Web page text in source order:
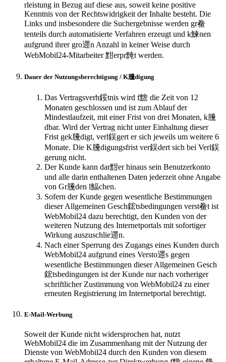
rleistung in Bezug auf diese aus, soweit keine positive
Kenntnis von der Rechtswidrigkeit der Inhalte besteht. Die
Links und insbesondere die Suchergebnisse werden gr鲞
tenteils durch automatisierte Verfahren erzeugt und k鰊nen
aufgrund ihrer gro遝n Anzahl in keiner Weise durch
WebMobil24-Mitarbeiter 黚erpr黤t werden.
Dauer der Nutzungsberechtigung / K黱digung
Das Vertragsverh鋖tnis wird f黵 die Zeit von 12
Monaten geschlossen und ist zum Ablauf der
Mindestlaufzeit, mit einer Frist von drei Monaten, k黱
dbar. Wird der Vertrag nicht unter Einhaltung dieser
Frist gek黱digt, verl鋘gert er sich jeweils um weitere 6
Monate. Die K黱digungsfrist ver鋘dert sich bei Verl鋘
gerung nicht.
Der Kunde kann dar黚er hinaus sein Benutzerkonto
und alle darin enthaltenen Daten jederzeit ohne Angabe
von Gr黱den l鰏chen.
Sofern der Kunde gegen wesentliche Bestimmungen
dieser Allgemeinen Gesch鋐tsbedingungen verst鲞t ist
WebMobil24 dazu berechtigt, den Kunden von der
weiteren Nutzung des Internetportals mit sofortiger
Wirkung auszuschlie遝n.
Nach einer Sperrung des Zugangs eines Kunden durch
WebMobil24 aufgrund eines Versto遝s gegen
wesentliche Bestimmungen dieser Allgemeinen Gesch
鋐tsbedingungen ist der Kunde nur nach vorheriger
schriftlicher Zustimmung von WebMobil24 zu einer
erneuten Registrierung im Internetportal berechtigt.
E-Mail-Werbung
Soweit der Kunde nicht widersprochen hat, nutzt
WebMobil24 die im Zusammenhang mit der Nutzung der
Dienste von WebMobil24 durch den Kunden von diesem